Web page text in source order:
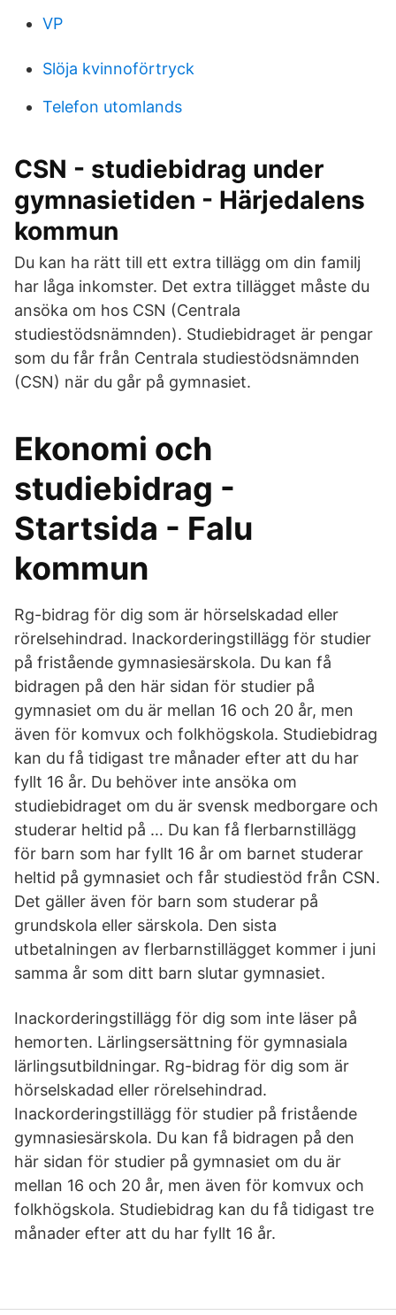
VP
Slöja kvinnoförtryck
Telefon utomlands
CSN - studiebidrag under
gymnasietiden - Härjedalens
kommun
Du kan ha rätt till ett extra tillägg om din familj
har låga inkomster. Det extra tillägget måste du
ansöka om hos CSN (Centrala
studiestödsnämnden). Studiebidraget är pengar
som du får från Centrala studiestödsnämnden
(CSN) när du går på gymnasiet.
Ekonomi och
studiebidrag -
Startsida - Falu
kommun
Rg-bidrag för dig som är hörselskadad eller
rörelsehindrad. Inackorderingstillägg för studier
på fristående gymnasiesärskola. Du kan få
bidragen på den här sidan för studier på
gymnasiet om du är mellan 16 och 20 år, men
även för komvux och folkhögskola. Studiebidrag
kan du få tidigast tre månader efter att du har
fyllt 16 år. Du behöver inte ansöka om
studiebidraget om du är svensk medborgare och
studerar heltid på … Du kan få flerbarnstillägg
för barn som har fyllt 16 år om barnet studerar
heltid på gymnasiet och får studiestöd från CSN.
Det gäller även för barn som studerar på
grundskola eller särskola. Den sista
utbetalningen av flerbarnstillägget kommer i juni
samma år som ditt barn slutar gymnasiet.
Inackorderingstillägg för dig som inte läser på
hemorten. Lärlingsersättning för gymnasiala
lärlingsutbildningar. Rg-bidrag för dig som är
hörselskadad eller rörelsehindrad.
Inackorderingstillägg för studier på fristående
gymnasiesärskola. Du kan få bidragen på den
här sidan för studier på gymnasiet om du är
mellan 16 och 20 år, men även för komvux och
folkhögskola. Studiebidrag kan du få tidigast tre
månader efter att du har fyllt 16 år.